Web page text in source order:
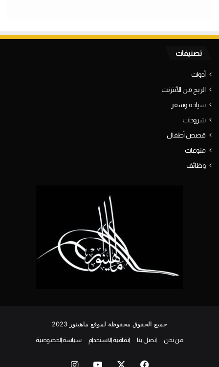
تصنيفات
أدوات
الربح من الأنترنت
سياحة وسفر
شروحات
قصص أطفال
منوعات
وظائف
جميع الحقوق محفوظة لموقع ماهينور 2023
من نحن اتصل بنا اتفاقية الاستخدام سياسة الخصوصية
فيسبوك ‫YouTubeانستقرام